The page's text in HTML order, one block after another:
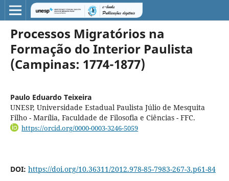
Processos Migratórios na
Formação do Interior Paulista
(Campinas: 1774-1877)
Paulo Eduardo Teixeira
UNESP, Universidade Estadual Paulista Júlio de Mesquita
Filho - Marília, Faculdade de Filosofia e Ciências - FFC.
https://orcid.org/0000-0003-3246-5059
DOI: https://doi.org/10.36311/2012.978-85-7983-267-3.p61-84